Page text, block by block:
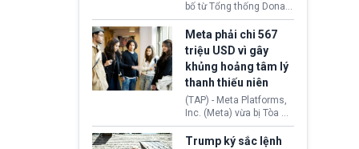
này nhằm đáp trả các
biện pháp hạn chế
thương mại, áp thuế mới
cùng lệnh cấm công
nghệ gần đây từ phía
Washington.
bố từ Tổng thống Donald
Trump về tiến trình đàm
phán hòa bình, Iran
khẳng định chưa có bất
kỳ thỏa thuận nào.
Tehran cho rằng, Hoa Kỳ
chỉ đang dàn dựng “màn
kịch ngoại giao” để xoa
dịu căng thẳng.
Meta phải chi 567
triệu USD vì gây
khủng hoảng tâm lý
thanh thiếu niên
(TAP) - Meta Platforms,
Inc. (Meta) vừa bị Tòa án
bang New Mexico yêu
cầu đóng góp 567 triệu
Trump ký sắc lệnh